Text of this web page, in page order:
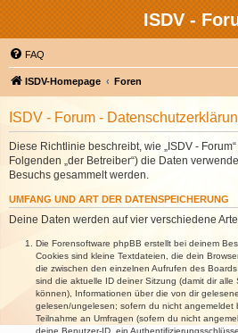
ISDV -
FAQ
ISDV-Homepage Foren
ISDV - Forum -
Diese Richtlinie beschreibt, wie „ISDV -
Folgenden „der Betreiber“) die Daten
Besuchs gesammelt werden.
UMFANG UND ART DER DATENSPEICHERUNG
Deine Daten werden auf vier verschiedene
Die Forensoftware phpBB erstellt bei deinem
Cookies sind kleine Textdateien, die dein
die zwischen den einzelnen Aufrufen des
sind die aktuelle ID deiner Sitzung (damit dir
können), Informationen über die von dir
gelesen/ungelesen; sofern du nicht angemeldet
Teilnahme an Umfragen (sofern du nicht
deine Benutzer-ID, ein